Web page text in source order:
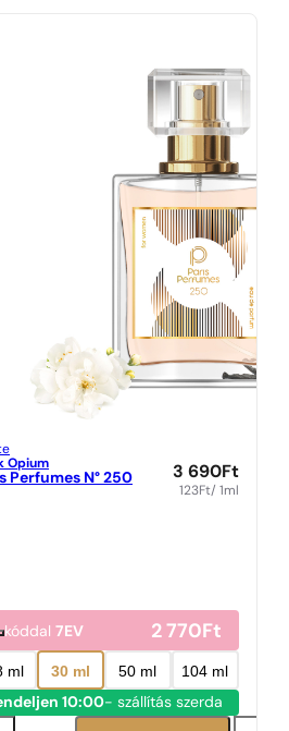
Opium
Perfumes N° 250 3 690Ft
123Ft/ 1ml
kóddal 7EV 2 770Ft
ml 30 ml 50 ml 104 ml
10:00- szállítás szerda